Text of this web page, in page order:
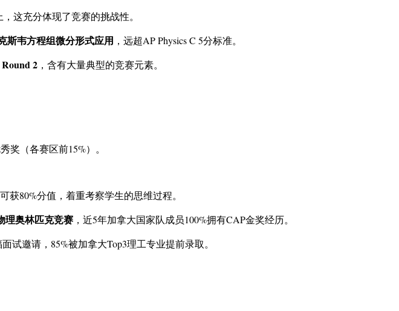
这充分体现了竞赛的挑战性。
斯韦方程组微分形式应用 ，远超AP Physics C 5分标准。
2 ，含有大量典型的竞赛元素。
奖（各赛区前15%）。
80%分值，着重考察学生的思维过程。
理奥林匹克竞赛 ，近5年加拿大国家队成员100%拥有CAP金奖经历。
邀请，85%被加拿大Top3理工专业提前录取。